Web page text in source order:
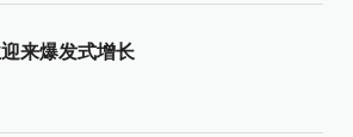
来爆发式增长